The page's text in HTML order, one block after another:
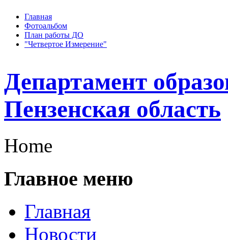
Главная
Фотоальбом
План работы ДО
"Четвертое Измерение"
Департамент
Пензенская область
Home
Главное меню
Главная
Новости